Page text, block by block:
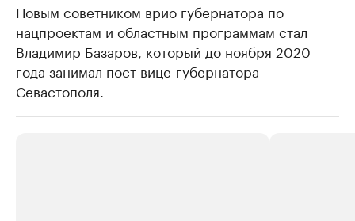
Новым советником врио губернатора по
нацпроектам и областным программам стал
Владимир Базаров, который до ноября 2020
года занимал пост вице-губернатора
Севастополя.